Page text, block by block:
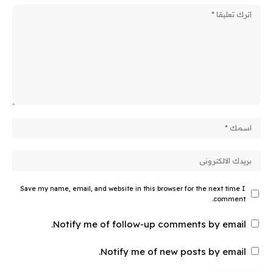
Save my name, email, and website in this browser for the next time I
comment.
Notify me of follow-up comments by email.
Notify me of new posts by email.